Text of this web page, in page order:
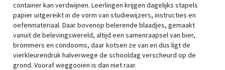
container kan verdwijnen. Leerlingen krijgen dagelijks stapels
papier uitgereikt in de vorm van studiewijzers, instructies en
oefenmateriaal. Daar bovenop belerende blaadjes, gemaakt
vanuit de belevingswereld, altijd een samenraapsel van bier,
brommers en condooms, daar kotsen ze van en dus ligt de
vierkleurendruk halverwege de schooldag verscheurd op de
grond. Vooraf weggooien is dan niet raar.